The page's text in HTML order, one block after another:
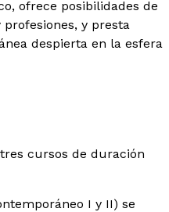
ofrece posibilidades de
y presta
despierta en la esfera
cursos de duración
I y II) se